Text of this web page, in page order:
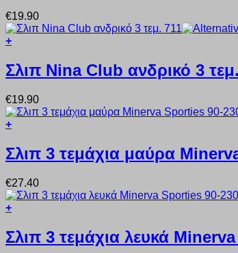
επιλεγούν
στη
σελίδα
του
πολλαπλές
παραλλαγές.
Οι
μπορούν
να
στη
σελίδα
του
€19.90
+
το
προϊόν
πολλαπλές
παραλλαγές.
Οι
μπορούν
να
στη
σελίδα
του
Σλιπ Nina Club ανδρικό 3
€19.90
+
το
προϊόν
πολλαπλές
παραλλαγές.
Οι
μπορούν
να
Σλιπ 3 τεμάχια μαύρα
€27.40
+
το
προϊόν
Σλιπ 3 τεμάχια λευκά